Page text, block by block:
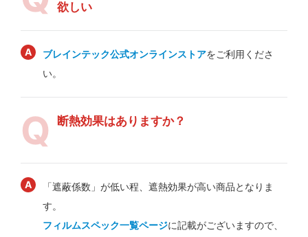
欲しい
ブレインテック公式オンラインストアをご利用くださ
い。
断熱効果はありますか？
「遮蔽係数」が低い程、遮熱効果が高い商品となりま
す。
フィルムスペック一覧ページに記載がございますので、